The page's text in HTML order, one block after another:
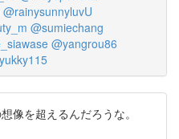
@rainysunnyluvU
@sumiechang
@yangrou86
像を超えるんだろうな。